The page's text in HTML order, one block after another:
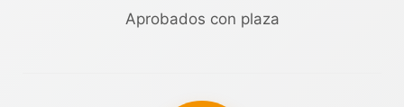
Aprobados con plaza